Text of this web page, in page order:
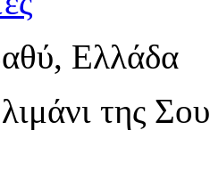
Ελλάδα
της